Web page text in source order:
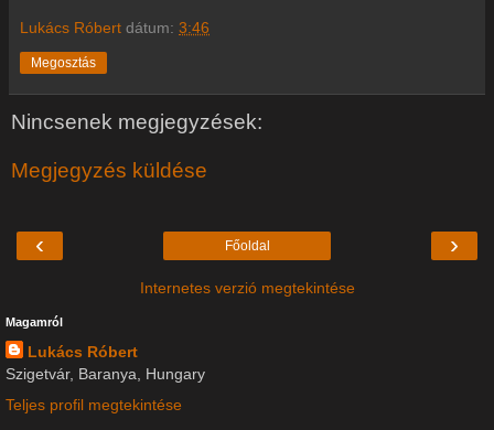
Lukács Róbert dátum: 3:46
Megosztás
Nincsenek megjegyzések:
Megjegyzés küldése
‹ ›
Főoldal
Internetes verzió megtekintése
Magamról
Lukács Róbert
Szigetvár, Baranya, Hungary
Teljes profil megtekintése